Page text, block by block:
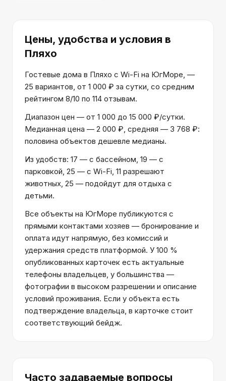
Цены, удобства и условия в
Пляхо
Гостевые дома в Пляхо с Wi-Fi на ЮгМоре, —
25 вариантов, от 1 000 ₽ за сутки, со средним
рейтингом 8/10 по 114 отзывам.
Диапазон цен — от 1 000 до 15 000 ₽/сутки.
Медианная цена — 2 000 ₽, средняя — 3 768 ₽:
половина объектов дешевле медианы.
Из удобств: 17 — с бассейном, 19 — с
парковкой, 25 — с Wi-Fi, 11 разрешают
животных, 25 — подойдут для отдыха с
детьми.
Все объекты на ЮгМоре публикуются с
прямыми контактами хозяев — бронирование и
оплата идут напрямую, без комиссий и
удержания средств платформой. У 100 %
опубликованных карточек есть актуальные
телефоны владельцев, у большинства —
фотографии в высоком разрешении и описание
условий проживания. Если у объекта есть
подтверждение владельца, в карточке стоит
соответствующий бейдж.
Часто задаваемые вопросы